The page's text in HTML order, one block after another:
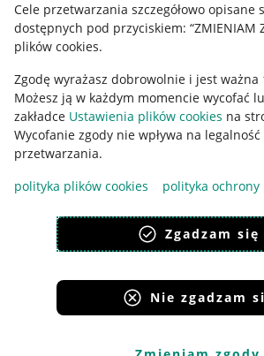
Cele przetwarzania szczegółowo opisane
dostępnych pod przyciskiem: “ZMIENIAM
plików cookies.
Zgodę wyrażasz dobrowolnie i jest ważna
Możesz ją w każdym momencie wycofać
zakładce Ustawienia plików cookies na
Wycofanie zgody nie wpływa na
przetwarzania.
polityka plików cookies
polityka ochrony
Zgadzam się
Nie zgadzam
Udostępnianie lokalizacji
Informacje dla Aktu o Usługach Cyfrowych
Pobierz aplikację
Korzystanie z serwisu oznacza akceptację